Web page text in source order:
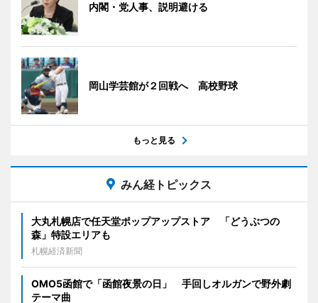
内閣・党人事、説明避ける
岡山学芸館が２回戦へ 高校野球
もっと見る
みん経トピックス
大丸札幌店で任天堂ポップアップストア 「どうぶつの
森」特設エリアも
札幌経済新聞
OMO5函館で「函館夜景の日」 手回しオルガンで野外劇
テーマ曲